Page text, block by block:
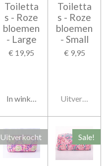
Toiletta
s - Roze
bloemen
- Large
€ 19,95
In winkelwagen
Toiletta
s - Roze
bloemen
- Small
€ 9,95
Uitverkocht
Uitverkocht Sale!